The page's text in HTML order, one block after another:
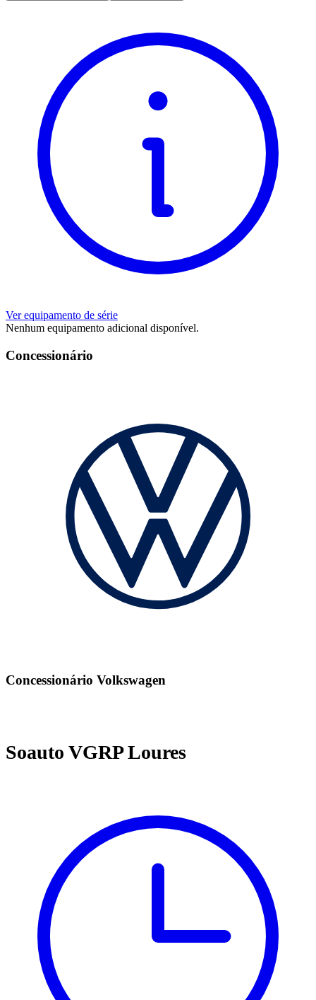
Ver equipamento de série
Nenhum equipamento adicional disponível.
Concessionário
Concessionário Volkswagen
Soauto VGRP Loures